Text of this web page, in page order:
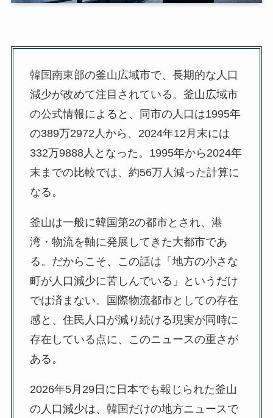
韓国南東部の釜山広域市で、長期的な人口
減少が改めて注目されている。釜山広域市
の公式情報によると、同市の人口は1995年
の389万2972人から、2024年12月末には
332万9888人となった。1995年から2024年
末までの比較では、約56万人減った計算に
なる。
釜山は一般に韓国第2の都市とされ、港
湾・物流を軸に発展してきた大都市であ
る。だからこそ、この話は「地方の小さな
町が人口減少に苦しんでいる」というだけ
では済まない。国際物流都市としての存在
感と、住民人口が減り続ける現実が同時に
存在している点に、このニュースの重さが
ある。
2026年5月29日に日本でも報じられた釜山
の人口減少は、韓国だけの地方ニュースで